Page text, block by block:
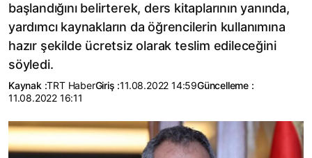
başlandığını belirterek, ders kitaplarının yanında,
yardımcı kaynakların da öğrencilerin kullanımına
hazır şekilde ücretsiz olarak teslim edileceğini
söyledi.
Kaynak :TRT HaberGiriş :11.08.2022 14:59Güncelleme :
11.08.2022 16:11